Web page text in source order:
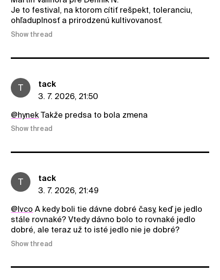
Je to festival, na ktorom cítiť rešpekt, toleranciu,
ohľaduplnosť a prirodzenú kultivovanosť.
Show thread
T
tack
3. 7. 2026, 21:50
@hynek Takže predsa to bola zmena
Show thread
T
tack
3. 7. 2026, 21:49
@Ivco A kedy boli tie dávne dobré časy, keď je jedlo
stále rovnaké? Vtedy dávno bolo to rovnaké jedlo
dobré, ale teraz už to isté jedlo nie je dobré?
Show thread